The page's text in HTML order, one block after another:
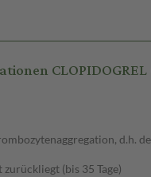
CLOPIDOGREL
d.h.
(bis 35 Tage)